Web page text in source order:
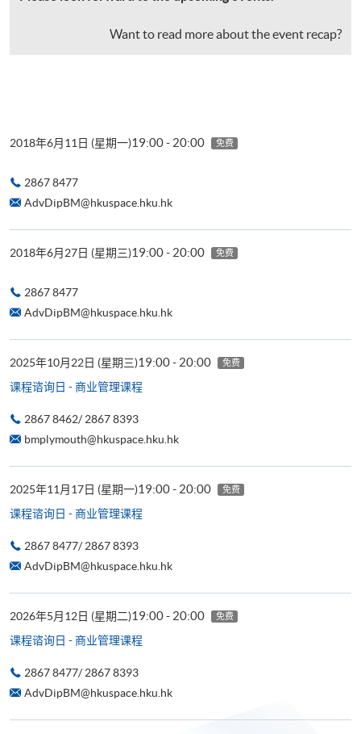
Want to read more about the event recap?
2018年6月11日 (星期一)19:00 - 20:00 免费
2867 8477
AdvDipBM@hkuspace.hku.hk
2018年6月27日 (星期三)19:00 - 20:00 免费
2867 8477
AdvDipBM@hkuspace.hku.hk
2025年10月22日 (星期三)19:00 - 20:00 免费
课程谘询日 - 商业管理课程
2867 8462/ 2867 8393
bmplymouth@hkuspace.hku.hk
2025年11月17日 (星期一)19:00 - 20:00 免费
课程谘询日 - 商业管理课程
2867 8477/ 2867 8393
AdvDipBM@hkuspace.hku.hk
2026年5月12日 (星期二)19:00 - 20:00 免费
课程谘询日 - 商业管理课程
2867 8477/ 2867 8393
AdvDipBM@hkuspace.hku.hk